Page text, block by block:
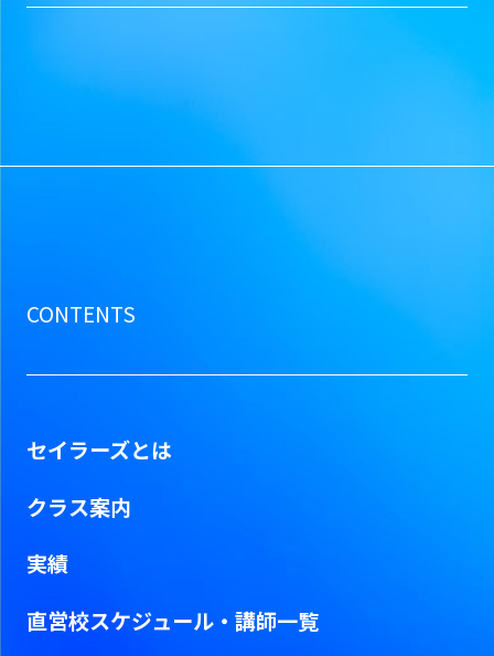
CONTENTS
セイラーズとは
クラス案内
実績
直営校スケジュール・ 講師一覧